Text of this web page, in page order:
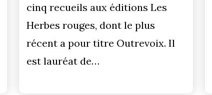
cinq recueils aux éditions Les
Herbes rouges, dont le plus
récent a pour titre Outrevoix. Il
est lauréat de…